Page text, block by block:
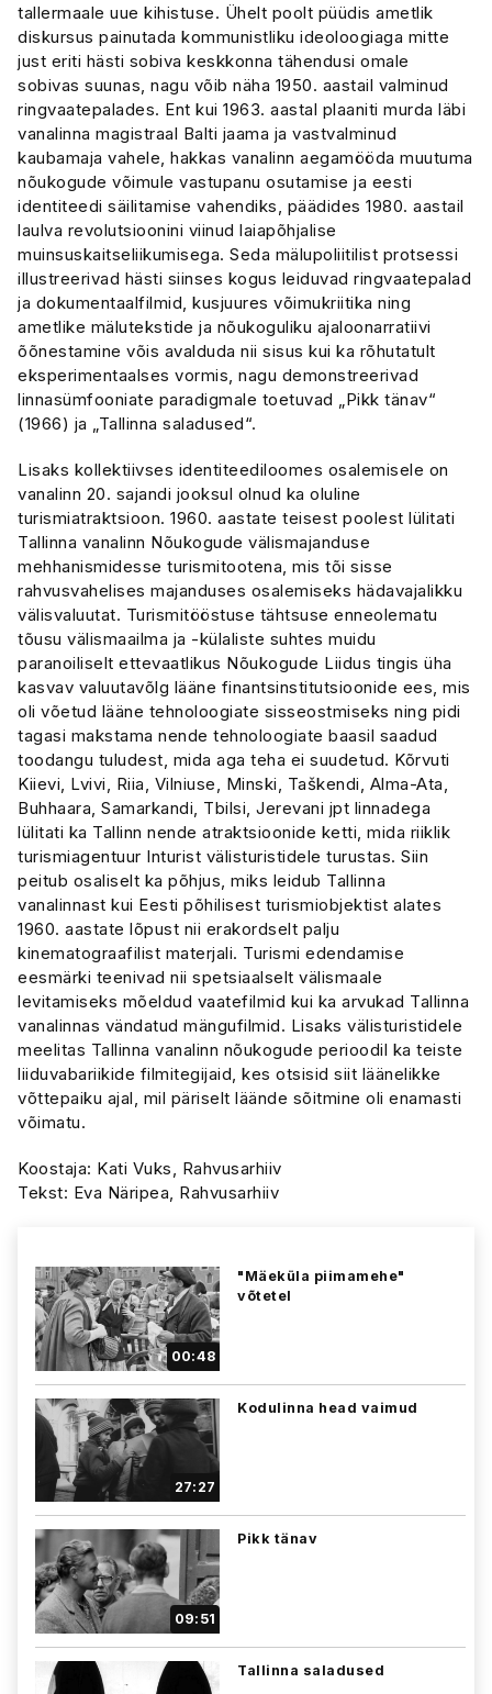
tallermaale uue kihistuse. Ühelt poolt püüdis ametlik
diskursus painutada kommunistliku ideoloogiaga mitte
just eriti hästi sobiva keskkonna tähendusi omale
sobivas suunas, nagu võib näha 1950. aastail valminud
ringvaatepalades. Ent kui 1963. aastal plaaniti murda läbi
vanalinna magistraal Balti jaama ja vastvalminud
kaubamaja vahele, hakkas vanalinn aegamööda muutuma
nõukogude võimule vastupanu osutamise ja eesti
identiteedi säilitamise vahendiks, päädides 1980. aastail
laulva revolutsioonini viinud laiapõhjalise
muinsuskaitseliikumisega. Seda mälupoliitilist protsessi
illustreerivad hästi siinses kogus leiduvad ringvaatepalad
ja dokumentaalfilmid, kusjuures võimukriitika ning
ametlike mälutekstide ja nõukoguliku ajaloonarratiivi
õõnestamine võis avalduda nii sisus kui ka rõhutatult
eksperimentaalses vormis, nagu demonstreerivad
linnasümfooniate paradigmale toetuvad „Pikk tänav“
(1966) ja „Tallinna saladused“.
Lisaks kollektiivses identiteediloomes osalemisele on
vanalinn 20. sajandi jooksul olnud ka oluline
turismiatraktsioon. 1960. aastate teisest poolest lülitati
Tallinna vanalinn Nõukogude välismajanduse
mehhanismidesse turismitootena, mis tõi sisse
rahvusvahelises majanduses osalemiseks hädavajalikku
välisvaluutat. Turismitööstuse tähtsuse enneolematu
tõusu välismaailma ja -külaliste suhtes muidu
paranoiliselt ettevaatlikus Nõukogude Liidus tingis üha
kasvav valuutavõlg lääne finantsinstitutsioonide ees, mis
oli võetud lääne tehnoloogiate sisseostmiseks ning pidi
tagasi makstama nende tehnoloogiate baasil saadud
toodangu tuludest, mida aga teha ei suudetud. Kõrvuti
Kiievi, Lvivi, Riia, Vilniuse, Minski, Taškendi, Alma-Ata,
Buhhaara, Samarkandi, Tbilsi, Jerevani jpt linnadega
lülitati ka Tallinn nende atraktsioonide ketti, mida riiklik
turismiagentuur Inturist välisturistidele turustas. Siin
peitub osaliselt ka põhjus, miks leidub Tallinna
vanalinnast kui Eesti põhilisest turismiobjektist alates
1960. aastate lõpust nii erakordselt palju
kinematograafilist materjali. Turismi edendamise
eesmärki teenivad nii spetsiaalselt välismaale
levitamiseks mõeldud vaatefilmid kui ka arvukad Tallinna
vanalinnas vändatud mängufilmid. Lisaks välisturistidele
meelitas Tallinna vanalinn nõukogude perioodil ka teiste
liiduvabariikide filmitegijaid, kes otsisid siit läänelikke
võttepaiku ajal, mil päriselt läände sõitmine oli enamasti
võimatu.
Koostaja: Kati Vuks, Rahvusarhiiv
Tekst: Eva Näripea, Rahvusarhiiv
00:48
"Mäeküla piimamehe"
võtetel
27:27
Kodulinna head vaimud
09:51
Pikk tänav
Tallinna saladused